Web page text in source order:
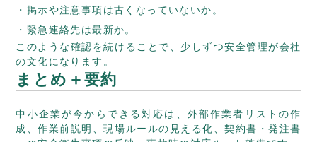
掲示や注意事項は古くなっていないか。
緊急連絡先は最新か。
このような確認を続けることで、少しずつ安全管理が会社
の文化になります。
まとめ＋要約
中小企業が今からできる対応は、外部作業者リストの作
成、作業前説明、現場ルールの見える化、契約書・発注書